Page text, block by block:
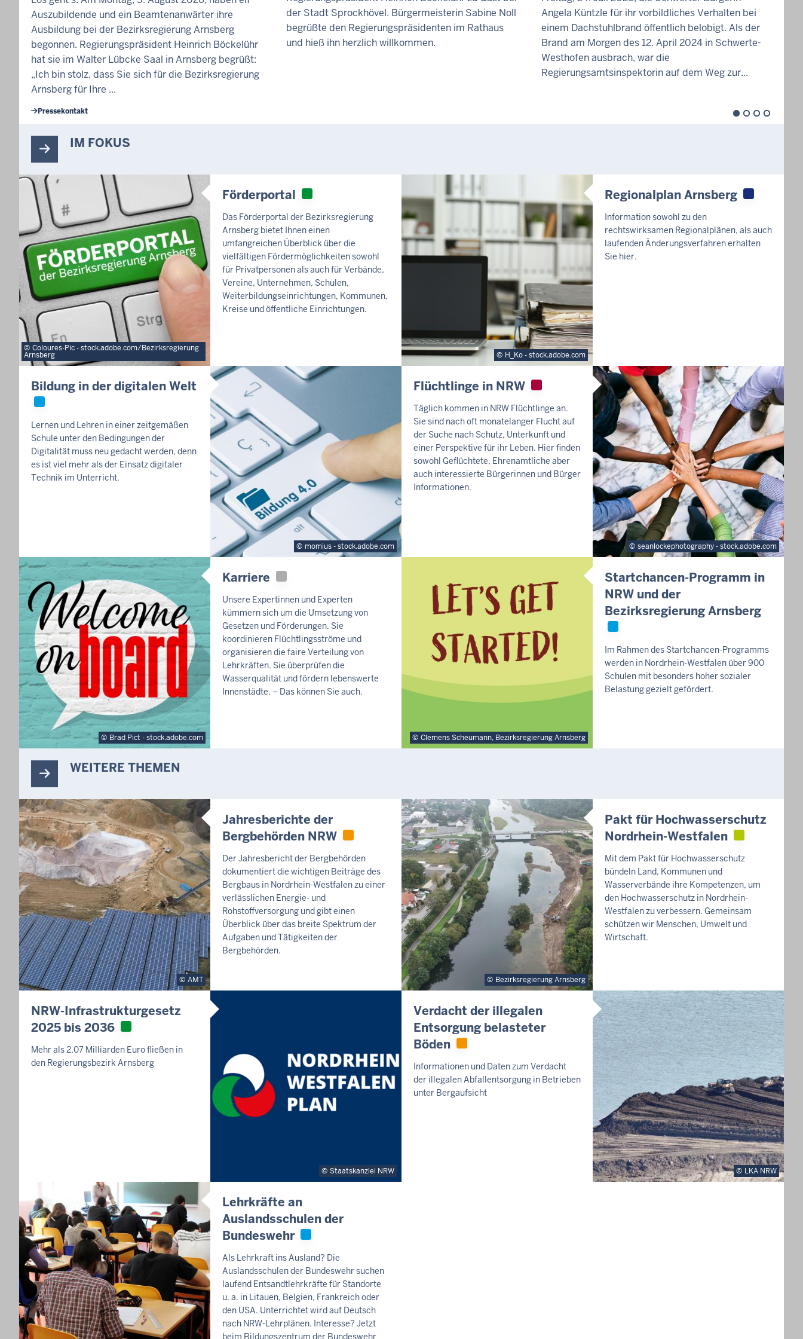
s
u
n
d
e
h
z
u
m
B
ä
t
e
r
n
d
e
r
S
l
e
s
h
o
Auszubildende und ein Beamtenanwärter ihre
Ausbildung bei der Bezirksregierung Arnsberg
begonnen. Regierungspräsident Heinrich Böckelühr
hat sie im Walter Lübcke Saal in Arnsberg begrüßt:
„Ich bin stolz, dass Sie sich für die Bezirksregierung
Arnsberg für Ihre ...
der Stadt Sprockhövel. Bürgermeisterin Sabine Noll
begrüßte den Regierungspräsidenten im Rathaus
und hieß ihn herzlich willkommen.
Angela Küntzle für ihr vorbildliches Verhalten bei
einem Dachstuhlbrand öffentlich belobigt. Als der
Brand am Morgen des 12. April 2024 in Schwerte-
Westhofen ausbrach, war die
Regierungsamtsinspektorin auf dem Weg zur...
Pressekontakt
IM FOKUS
Coloures-Pic - stock.adobe.com/Bezirksregierung
Arnsberg
Förderportal
Das Förderportal der Bezirksregierung
Arnsberg bietet Ihnen einen
umfangreichen Überblick über die
vielfältigen Fördermöglichkeiten sowohl
für Privatpersonen als auch für Verbände,
Vereine, Unternehmen, Schulen,
Weiterbildungseinrichtungen, Kommunen,
Kreise und öffentliche Einrichtungen.
H_Ko - stock.adobe.com
Regionalplan Arnsberg
Information sowohl zu den
rechtswirksamen Regionalplänen, als auch
laufenden Änderungsverfahren erhalten
Sie hier.
momius - stock.adobe.com
Bildung in der digitalen Welt
Lernen und Lehren in einer zeitgemäßen
Schule unter den Bedingungen der
Digitalität muss neu gedacht werden, denn
es ist viel mehr als der Einsatz digitaler
Technik im Unterricht.
seanlockephotography - stock.adobe.com
Flüchtlinge in NRW
Täglich kommen in NRW Flüchtlinge an.
Sie sind nach oft monatelanger Flucht auf
der Suche nach Schutz, Unterkunft und
einer Perspektive für ihr Leben. Hier finden
sowohl Geflüchtete, Ehrenamtliche aber
auch interessierte Bürgerinnen und Bürger
Informationen.
Brad Pict - stock.adobe.com
Karriere
Unsere Expertinnen und Experten
kümmern sich um die Umsetzung von
Gesetzen und Förderungen. Sie
koordinieren Flüchtlingsströme und
organisieren die faire Verteilung von
Lehrkräften. Sie überprüfen die
Wasserqualität und fördern lebenswerte
Innenstädte. – Das können Sie auch.
Clemens Scheumann, Bezirksregierung Arnsberg
Startchancen-Programm in
NRW und der
Bezirksregierung Arnsberg
Im Rahmen des Startchancen-Programms
werden in Nordrhein-Westfalen über 900
Schulen mit besonders hoher sozialer
Belastung gezielt gefördert.
WEITERE THEMEN
AMT
Jahresberichte der
Bergbehörden NRW
Der Jahresbericht der Bergbehörden
dokumentiert die wichtigen Beiträge des
Bergbaus in Nordrhein-Westfalen zu einer
verlässlichen Energie- und
Rohstoffversorgung und gibt einen
Überblick über das breite Spektrum der
Aufgaben und Tätigkeiten der
Bergbehörden.
Bezirksregierung Arnsberg
Pakt für Hochwasserschutz
Nordrhein-Westfalen
Mit dem Pakt für Hochwasserschutz
bündeln Land, Kommunen und
Wasserverbände ihre Kompetenzen, um
den Hochwasserschutz in Nordrhein-
Westfalen zu verbessern. Gemeinsam
schützen wir Menschen, Umwelt und
Wirtschaft.
Staatskanzlei NRW
NRW-Infrastrukturgesetz
2025 bis 2036
Mehr als 2,07 Milliarden Euro fließen in
den Regierungsbezirk Arnsberg
LKA NRW
Verdacht der illegalen
Entsorgung belasteter
Böden
Informationen und Daten zum Verdacht
der illegalen Abfallentsorgung in Betrieben
unter Bergaufsicht
Lehrkräfte an
Auslandsschulen der
Bundeswehr
Als Lehrkraft ins Ausland? Die
Auslandsschulen der Bundeswehr suchen
laufend Entsandtlehrkräfte für Standorte
u. a. in Litauen, Belgien, Frankreich oder
den USA. Unterrichtet wird auf Deutsch
nach NRW-Lehrplänen. Interesse? Jetzt
beim Bildungszentrum der Bundeswehr